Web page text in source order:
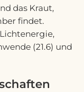
das Kraut,
findet.
(21.6) und